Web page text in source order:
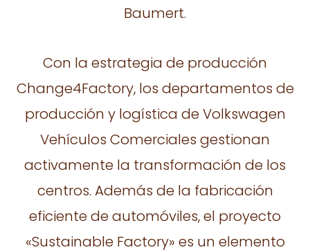
Baumert.
Con la estrategia de producción
Change4Factory, los departamentos de
producción y logística de Volkswagen
Vehículos Comerciales gestionan
activamente la transformación de los
centros. Además de la fabricación
eficiente de automóviles, el proyecto
«Sustainable Factory» es un elemento